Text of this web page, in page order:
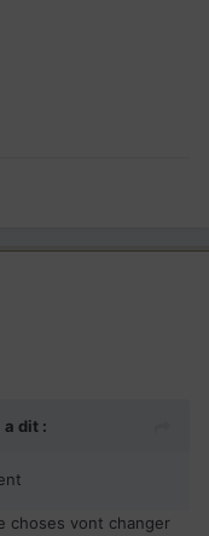
a dit :
choses vont changer